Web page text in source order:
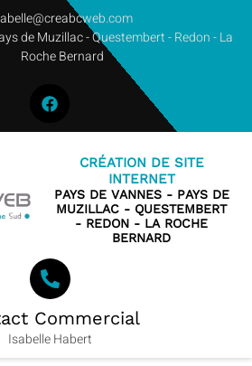
de Muzillac - Questembert - Redon - La
Roche Bernard
CRÉATION DE SITE
INTERNET
PAYS DE VANNES - PAYS DE
MUZILLAC - QUESTEMBERT
- REDON - LA ROCHE
BERNARD
Commercial
Isabelle Habert